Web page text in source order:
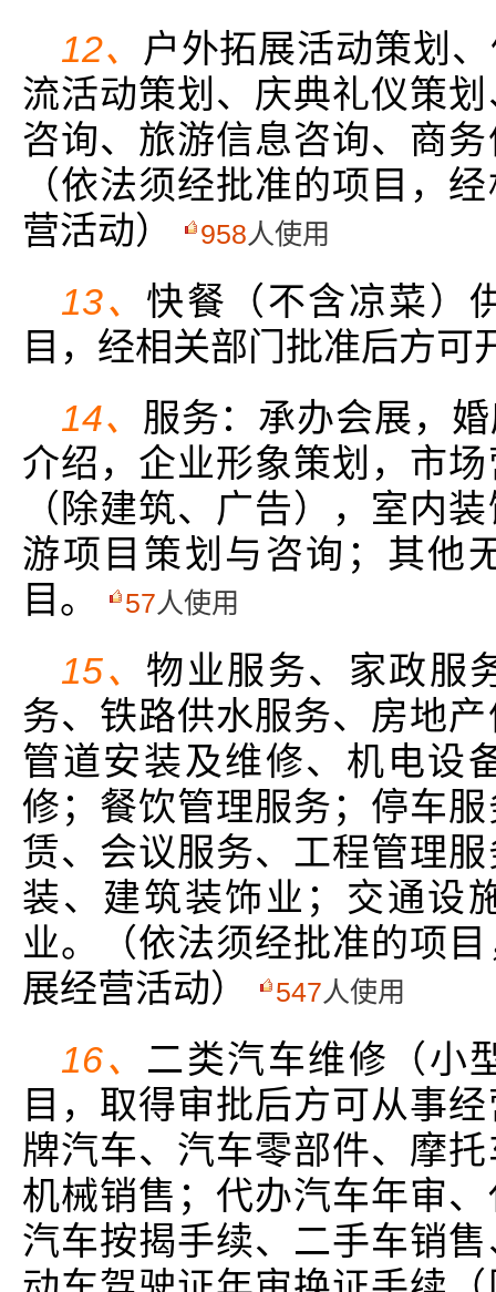
12、 户外拓展活动策划
流活动策划、庆典礼仪策
咨询、旅游信息咨询、商
（依法须经批准的项目，
营活动）
958人使用
13、 快餐（不含凉菜）
目，经相关部门批准后方可
14、 服务：承办会展，
介绍，企业形象策划，市
（除建筑、广告），室内
游项目策划与咨询；其他
目。
57人使用
15、 物业服务、家政服
务、铁路供水服务、房地
管道安装及维修、机电设
修；餐饮管理服务；停车
赁、会议服务、工程管理
装、建筑装饰业；交通设
业。（依法须经批准的项
展经营活动）
547人使用
16、 二类汽车维修（小
目，取得审批后方可从事
牌汽车、汽车零部件、摩
机械销售；代办汽车年审
汽车按揭手续、二手车销